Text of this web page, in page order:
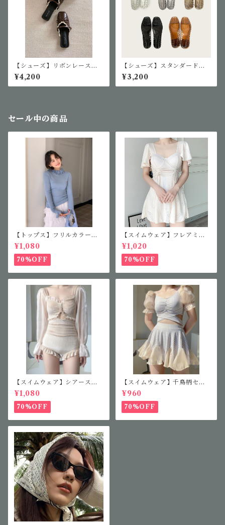
【シューズ】リボンレースミ
ュールサンダル
¥4,200
【シューズ】スタンダードジ
ェリーシューズ
¥3,200
セール中の商品
【トップス】フリルカラーニ
ット
¥1,080
70%OFF
【スイムウェア】フレアミニ
ワンピース
¥1,020
70%OFF
【スイムウェア】シアースリ
ーブフリルワンピース
¥1,080
70%OFF
【スイムウェア】千鳥柄セパ
レート水着
¥960
70%OFF